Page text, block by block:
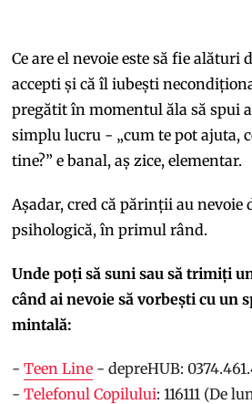
Ce are el nevoie este să fie alături
accepti și că îl iubești
pregătit în momentul ăla să spui
simplu lucru - „cum te pot ajuta,
tine?” e banal, aș zice, elementar.
Așadar, cred că părinții au nevoie
psihologică, în primul rând.
Unde poți să suni sau să trimiți
când ai nevoie să vorbești cu un
mintală:
-Teen Line - depreHUB:
- Telefonul Copilului: 116111 (De